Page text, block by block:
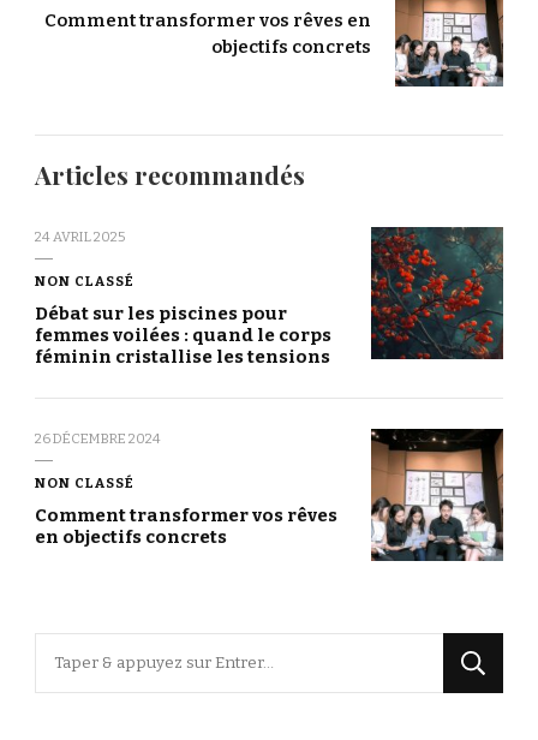
Comment transformer vos rêves en
objectifs concrets
Articles recommandés
24 AVRIL 2025
NON CLASSÉ
Débat sur les piscines pour
femmes voilées : quand le corps
féminin cristallise les tensions
26 DÉCEMBRE 2024
NON CLASSÉ
Comment transformer vos rêves
en objectifs concrets